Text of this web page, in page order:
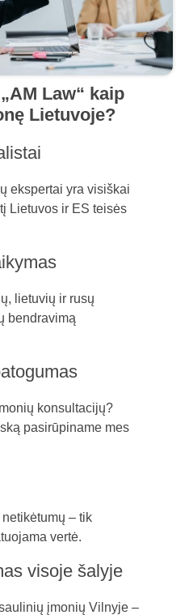
Law“ kaip
Lietuvoje?
ekspertai yra visiškai
Lietuvos ir ES teisės
lietuvių ir rusų
bendravimą
konsultacijų?
pasirūpiname mes
– tik
vertė.
visoje šalyje
įmonių Vilnyje –